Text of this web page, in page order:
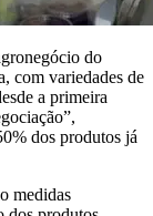
do
com variedades de
a primeira
dos produtos já
medidas